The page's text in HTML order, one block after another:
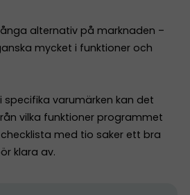
alternativ på marknaden –
mycket i funktioner och
varumärken kan det
vilka funktioner programmet
med tio saker ett bra
klara av.